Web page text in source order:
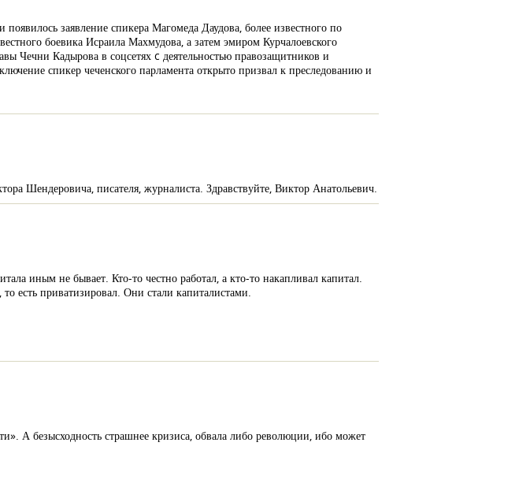
заявление спикера Магомеда Даудова, более известного по
боевика Исраила Махмудова, а затем эмиром Курчалоевского
Чечни Кадырова в соцсетях c деятельностью правозащитников и
спикер чеченского парламента открыто призвал к преследованию и
Шендеровича, писателя, журналиста. Здравствуйте, Виктор Анатольевич.
иным не бывает. Кто-то честно работал, а кто-то накапливал капитал.
есть приватизировал. Они стали капиталистами.
А безысходность страшнее кризиса, обвала либо революции, ибо может